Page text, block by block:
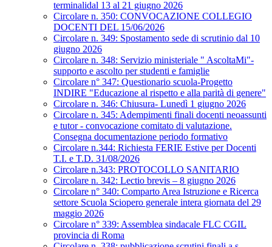
terminalidal 13 al 21 giugno 2026
Circolare n. 350: CONVOCAZIONE COLLEGIO
DOCENTI DEL 15/06/2026
Circolare n. 349: Spostamento sede di scrutinio dal 10
giugno 2026
Circolare n. 348: Servizio ministeriale " AscoltaMi"-
supporto e ascolto per studenti e famiglie
Circolare n° 347: Questionario scuola-Progetto
INDIRE "Educazione al rispetto e alla parità di genere"
Circolare n. 346: Chiusura- Lunedì 1 giugno 2026
Circolare n. 345: Adempimenti finali docenti neoassunti
e tutor - convocazione comitato di valutazione.
Consegna documentazione periodo formativo
Circolare n.344: Richiesta FERIE Estive per Docenti
T.I. e T.D. 31/08/2026
Circolare n.343: PROTOCOLLO SANITARIO
Circolare n. 342: Lectio brevis – 8 giugno 2026
Circolare n° 340: Comparto Area Istruzione e Ricerca
settore Scuola Sciopero generale intera giornata del 29
maggio 2026
Circolare n° 339: Assemblea sindacale FLC CGIL
provincia di Roma